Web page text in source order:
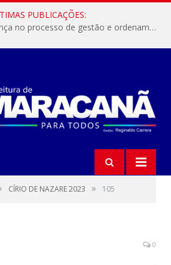
PUBLICAÇÕES:
Resex Maracanã avança no processo de gestão e ordenamento do turismo em nossas áreas protegidas.
CÍRIO DE NAZARE 2023 » 105
0